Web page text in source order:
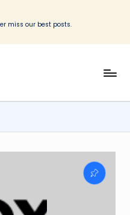
miss our best posts.